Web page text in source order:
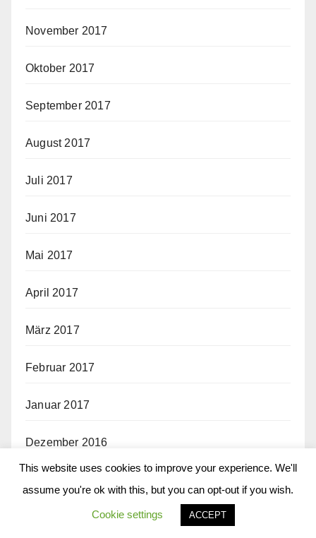
November 2017
Oktober 2017
September 2017
August 2017
Juli 2017
Juni 2017
Mai 2017
April 2017
März 2017
Februar 2017
Januar 2017
Dezember 2016
Oktober 2016
This website uses cookies to improve your experience. We'll
assume you're ok with this, but you can opt-out if you wish.
Cookie settings ACCEPT